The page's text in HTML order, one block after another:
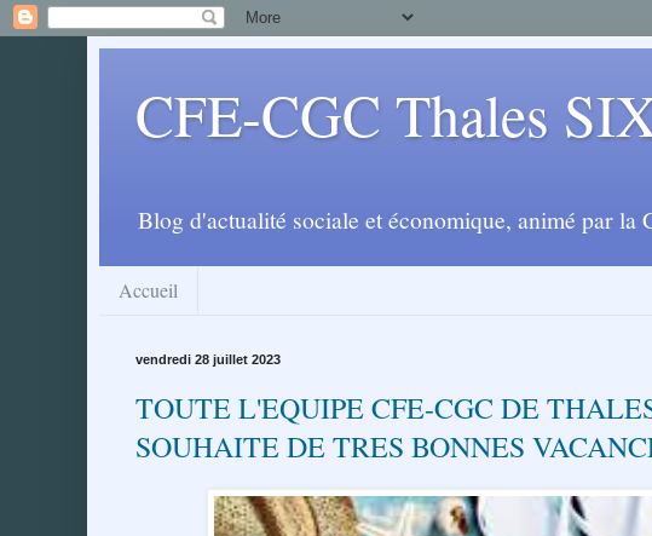
CFE-CGC Thales
Blog d'actualité sociale et économique, animé par la
Accueil
vendredi 28 juillet 2023
TOUTE L'EQUIPE CFE-CGC DE
SOUHAITE DE TRES BONNES